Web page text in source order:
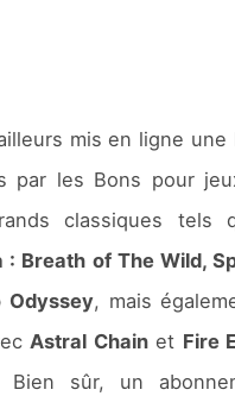
mis en ligne une
par les Bons pour
classiques tels
: Breath of The Wild,
Odyssey, mais
Astral Chainet Fire
Bien sûr, un